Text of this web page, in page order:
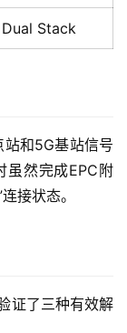
Dual Stack
和5G基站信号
虽然完成EPC附
接状态。
证了三种有效解